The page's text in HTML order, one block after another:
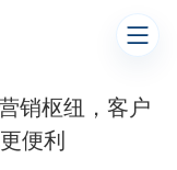
销枢纽，客户
便利